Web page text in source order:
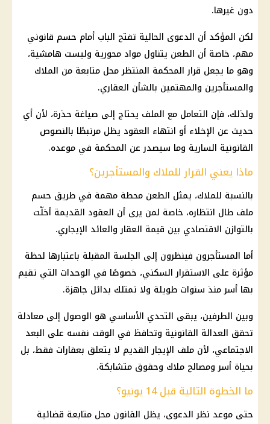
دون غيرها.
لكن المؤكد أن الدعوى الحالية تفتح الباب أمام حسم قانوني
مهم، خاصة أن الطعن يتناول مواد محورية وليست هامشية،
وهو ما يجعل قرار المحكمة المنتظر محل متابعة من الملاك
والمستأجرين والمهتمين بالشأن العقاري.
ولذلك، فإن التعامل مع الملف يحتاج إلى صياغة حذرة، لأن أي
حديث عن الإخلاء أو انتهاء العقود يظل مرتبطًا بالنصوص
القانونية السارية وما سيصدر عن المحكمة في موعده.
ماذا يعني القرار للملاك والمستأجرين؟
بالنسبة للملاك، يمثل الطعن محطة مهمة في طريق حسم
ملف طال انتظاره، خاصة لمن يرى أن العقود القديمة أخلّت
بالتوازن الاقتصادي بين قيمة العقار والعائد الإيجاري.
أما المستأجرون فينظرون إلى الجلسة المقبلة باعتبارها لحظة
مؤثرة على الاستقرار السكني، خصوصًا في الوحدات التي تقيم
بها أسر منذ سنوات طويلة ولا تمتلك بدائل جاهزة.
وبين الطرفين، يبقى التحدي الأساسي هو الوصول إلى معادلة
تحقق العدالة القانونية وتحافظ في الوقت نفسه على البعد
الاجتماعي، لأن ملف الإيجار القديم لا يتعلق بعقارات فقط، بل
بحياة أسر ومصالح ملاك وحقوق متشابكة.
ما الخطوة التالية قبل 14 يونيو؟
حتى موعد نظر الدعوى، يظل القانون محل متابعة قضائية